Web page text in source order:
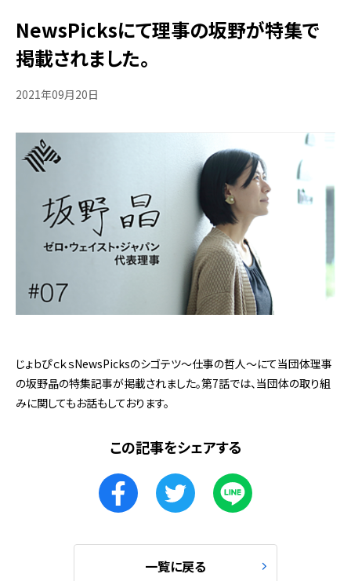
NewsPicksにて理事の坂野が特集で
掲載されました。
2021年09月20日
じょｂぴｃｋｓNewsPicksのシゴテツ〜仕事の哲人〜にて当団体理事
の坂野晶の特集記事が掲載されました。第7話では、当団体の取り組
みに関してもお話もしております。
この記事をシェアする
一覧に戻る